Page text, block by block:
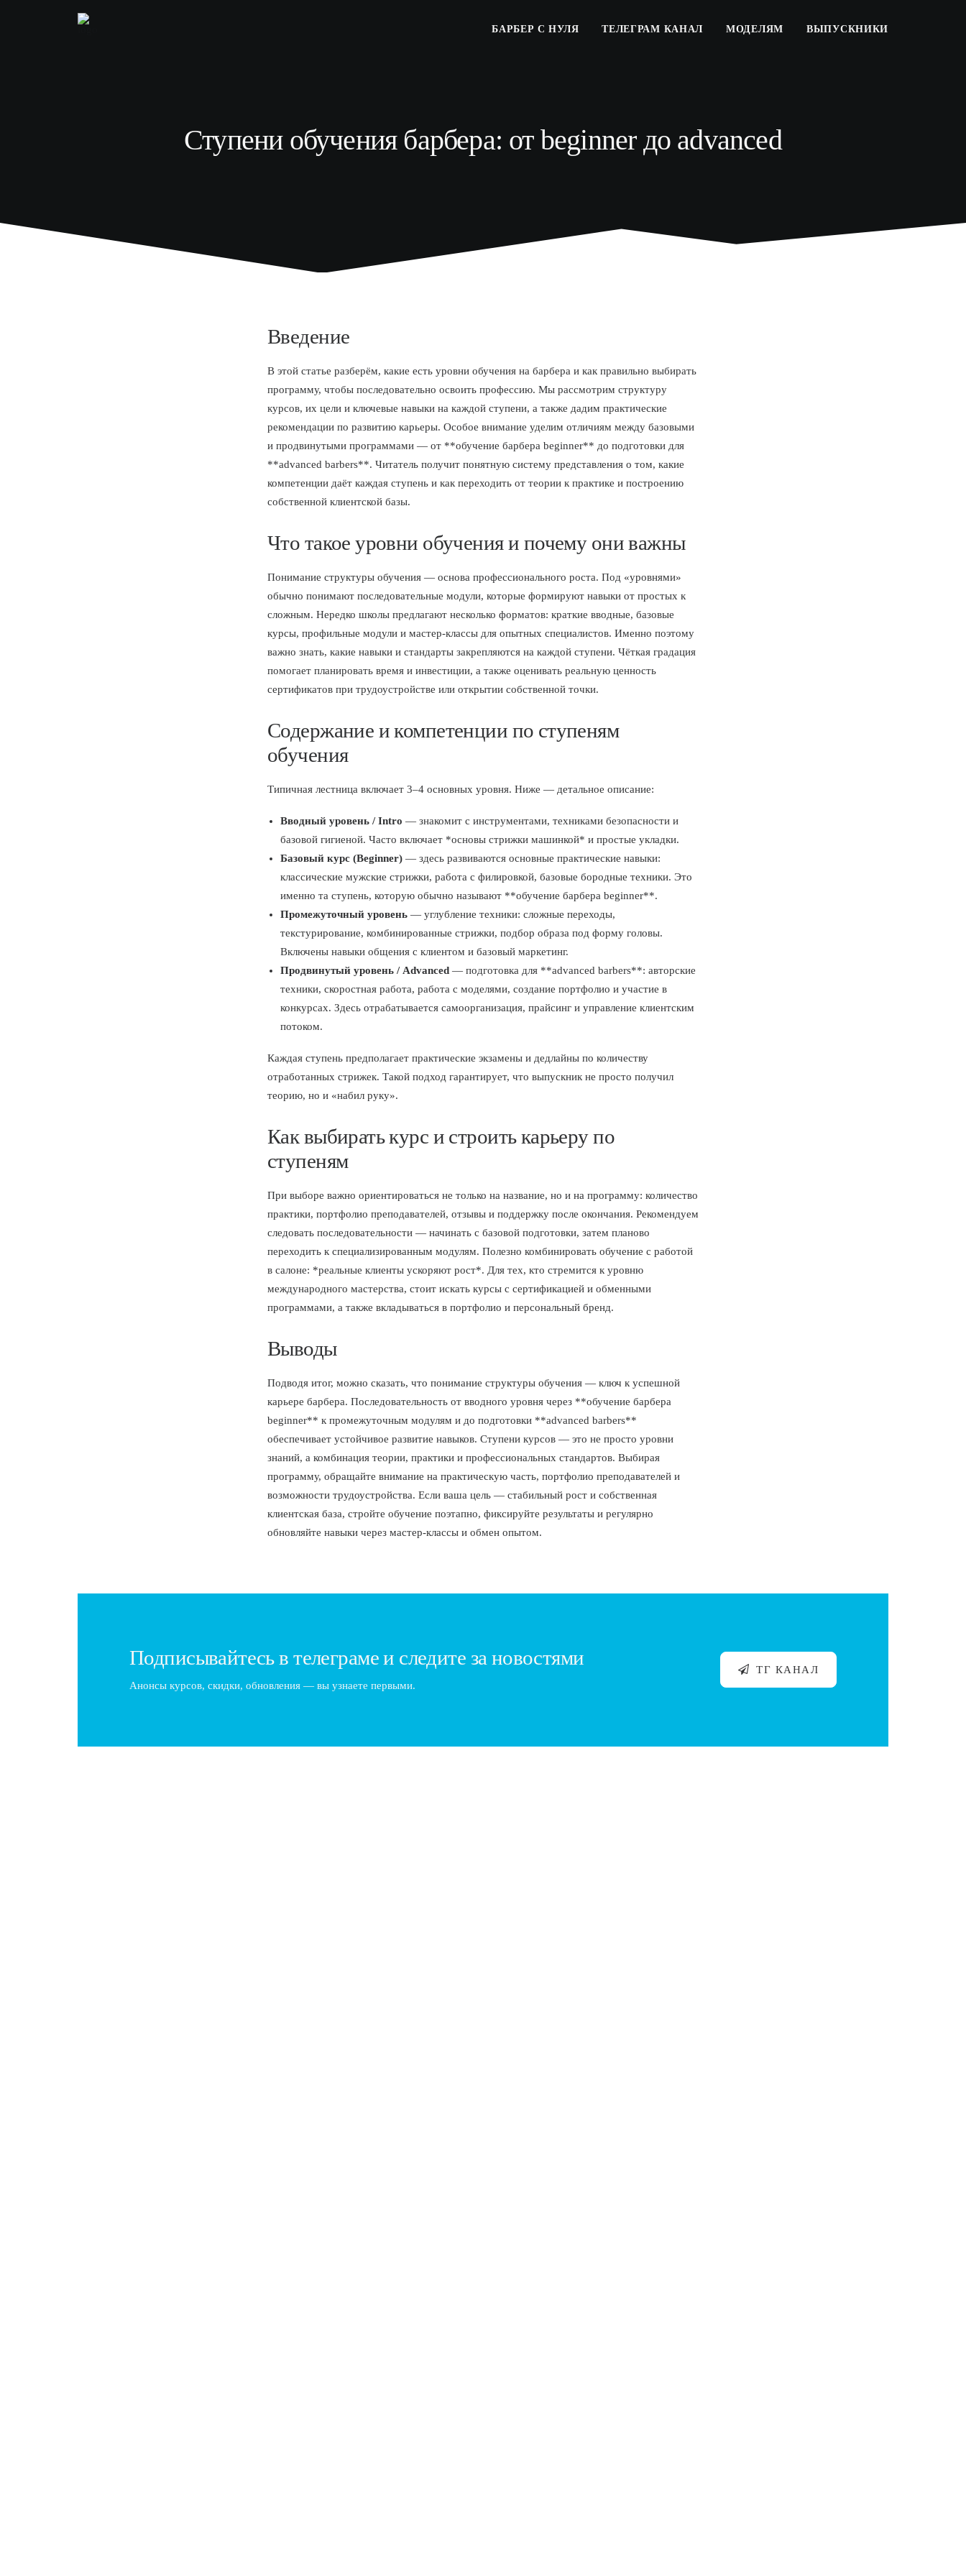
БАРБЕР С НУЛЯ ТЕЛЕГРАМ КАНАЛ МОДЕЛЯМ ВЫПУСКНИКИ
Ступени обучения барбера: от beginner до advanced
Введение
В этой статье разберём, какие есть уровни обучения на барбера и как правильно выбирать
программу, чтобы последовательно освоить профессию. Мы рассмотрим структуру
курсов, их цели и ключевые навыки на каждой ступени, а также дадим практические
рекомендации по развитию карьеры. Особое внимание уделим отличиям между базовыми
и продвинутыми программами — от **обучение барбера beginner** до подготовки для
**advanced barbers**. Читатель получит понятную систему представления о том, какие
компетенции даёт каждая ступень и как переходить от теории к практике и построению
собственной клиентской базы.
Что такое уровни обучения и почему они важны
Понимание структуры обучения — основа профессионального роста. Под «уровнями»
обычно понимают последовательные модули, которые формируют навыки от простых к
сложным. Нередко школы предлагают несколько форматов: краткие вводные, базовые
курсы, профильные модули и мастер-классы для опытных специалистов. Именно поэтому
важно знать, какие навыки и стандарты закрепляются на каждой ступени. Чёткая градация
помогает планировать время и инвестиции, а также оценивать реальную ценность
сертификатов при трудоустройстве или открытии собственной точки.
Содержание и компетенции по ступеням
обучения
Типичная лестница включает 3–4 основных уровня. Ниже — детальное описание:
Вводный уровень / Intro — знакомит с инструментами, техниками безопасности и
базовой гигиеной. Часто включает *основы стрижки машинкой* и простые укладки.
Базовый курс (Beginner) — здесь развиваются основные практические навыки:
классические мужские стрижки, работа с филировкой, базовые бородные техники. Это
именно та ступень, которую обычно называют **обучение барбера beginner**.
Промежуточный уровень — углубление техники: сложные переходы,
текстурирование, комбинированные стрижки, подбор образа под форму головы.
Включены навыки общения с клиентом и базовый маркетинг.
Продвинутый уровень / Advanced — подготовка для **advanced barbers**: авторские
техники, скоростная работа, работа с моделями, создание портфолио и участие в
конкурсах. Здесь отрабатывается самоорганизация, прайсинг и управление клиентским
потоком.
Каждая ступень предполагает практические экзамены и дедлайны по количеству
отработанных стрижек. Такой подход гарантирует, что выпускник не просто получил
теорию, но и «набил руку».
Как выбирать курс и строить карьеру по
ступеням
При выборе важно ориентироваться не только на название, но и на программу: количество
практики, портфолио преподавателей, отзывы и поддержку после окончания. Рекомендуем
следовать последовательности — начинать с базовой подготовки, затем планово
переходить к специализированным модулям. Полезно комбинировать обучение с работой
в салоне: *реальные клиенты ускоряют рост*. Для тех, кто стремится к уровню
международного мастерства, стоит искать курсы с сертификацией и обменными
программами, а также вкладываться в портфолио и персональный бренд.
Выводы
Подводя итог, можно сказать, что понимание структуры обучения — ключ к успешной
карьере барбера. Последовательность от вводного уровня через **обучение барбера
beginner** к промежуточным модулям и до подготовки **advanced barbers**
обеспечивает устойчивое развитие навыков. Ступени курсов — это не просто уровни
знаний, а комбинация теории, практики и профессиональных стандартов. Выбирая
программу, обращайте внимание на практическую часть, портфолио преподавателей и
возможности трудоустройства. Если ваша цель — стабильный рост и собственная
клиентская база, стройте обучение поэтапно, фиксируйте результаты и регулярно
обновляйте навыки через мастер-классы и обмен опытом.
Подписывайтесь в телеграме и следите за новостями
Анонсы курсов, скидки, обновления — вы узнаете первыми.
ТГ КАНАЛ